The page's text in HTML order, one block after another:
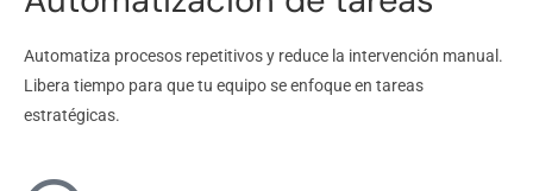
Automatiza procesos repetitivos y reduce la intervención manual.
Libera tiempo para que tu equipo se enfoque en tareas
estratégicas.